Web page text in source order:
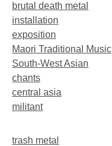
brutal death metal
installation
exposition
Maori Traditional Music
South-West Asian
chants
central asia
militant
trash metal